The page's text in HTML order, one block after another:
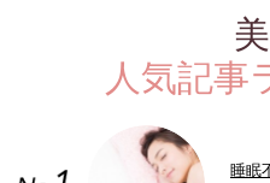
人気記事
睡眠